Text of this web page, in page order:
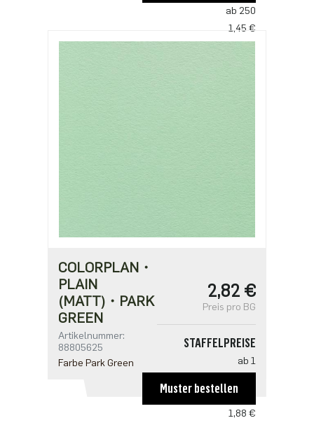
ab 250
1,45 €
ab 1250
COLORPLAN・
PLAIN
(MATT)・PARK
GREEN
Artikelnummer:
88805625
Farbe Park Green
2,82 €
Preis pro BG
STAFFELPREISE
ab 1
ab 125
1,88 €
Muster bestellen